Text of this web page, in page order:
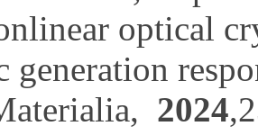
optical
generation
, 2024,